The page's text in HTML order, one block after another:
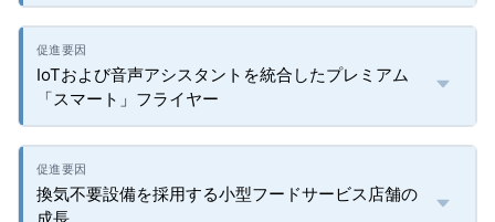
IoTおよび音声アシスタントを統合したプレミアム
「スマート」フライヤー
換気不要設備を採用する小型フードサービス店舗の